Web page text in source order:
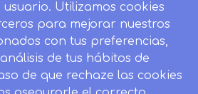
aquí
Utilizamos cookies
para mejorar nuestros
con tus preferencias,
de tus hábitos de
de que rechaze las cookies